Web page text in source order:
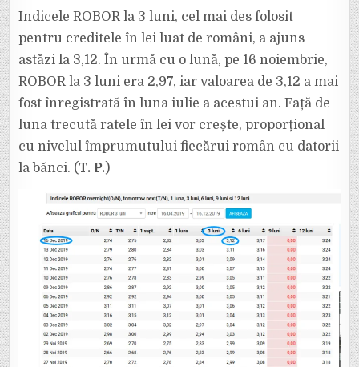
LA
3
LUNI
A
LA
DE
LA
2,97,
ÎNTR-
SINGURĂ
Indicele ROBOR la 3 luni, cel mai des folosit
pentru creditele în lei luat de români, a ajuns
astăzi la 3,12. În urmă cu o lună, pe 16 noiembrie,
ROBOR la 3 luni era 2,97, iar valoarea de 3,12 a mai
fost înregistrată în luna iulie a acestui an. Față de
luna trecută ratele în lei vor crește, proporțional
cu nivelul împrumutului fiecărui român cu datorii
la bănci. (T. P.)